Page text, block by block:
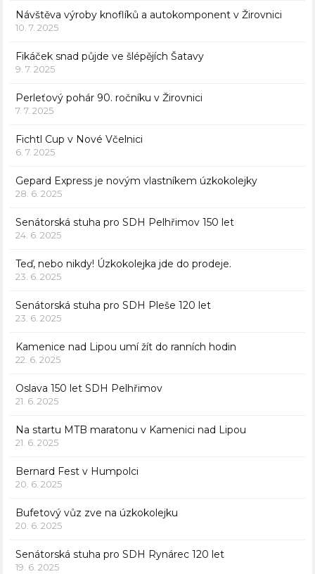
Návštěva výroby knoflíků a autokomponent v Žirovnici
10. 7. 2025
Fikáček snad půjde ve šlépějích Šatavy
9. 7. 2025
Perleťový pohár 90. ročníku v Žirovnici
7. 7. 2025
Fichtl Cup v Nové Včelnici
6. 7. 2025
Gepard Express je novým vlastníkem úzkokolejky
28. 6. 2025
Senátorská stuha pro SDH Pelhřimov 150 let
24. 6. 2025
Teď, nebo nikdy! Úzkokolejka jde do prodeje.
23. 6. 2025
Senátorská stuha pro SDH Pleše 120 let
23. 6. 2025
Kamenice nad Lipou umí žít do ranních hodin
22. 6. 2025
Oslava 150 let SDH Pelhřimov
21. 6. 2025
Na startu MTB maratonu v Kamenici nad Lipou
21. 6. 2025
Bernard Fest v Humpolci
20. 6. 2025
Bufetový vůz zve na úzkokolejku
20. 6. 2025
Senátorská stuha pro SDH Rynárec 120 let
19. 6. 2025